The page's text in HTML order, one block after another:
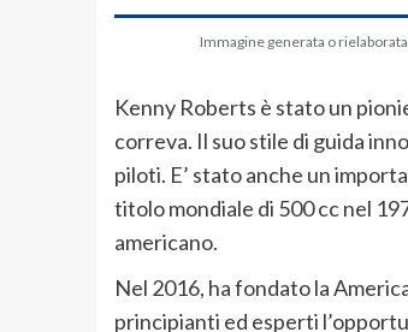
Immagine generata o
Kenny Roberts è stato un
correva. Il suo stile di guida
piloti. E’ stato anche un
titolo mondiale di 500 cc nel
americano.
Nel 2016, ha fondato la
principianti ed esperti